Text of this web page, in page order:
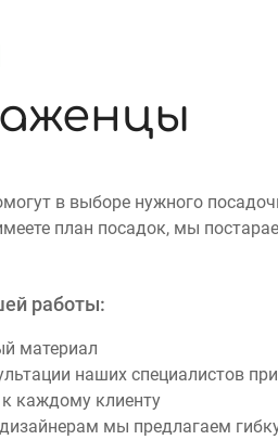
в выборе нужного
план посадок, мы
работы:
материал
наших специалистов
каждому клиенту
мы предлагаем